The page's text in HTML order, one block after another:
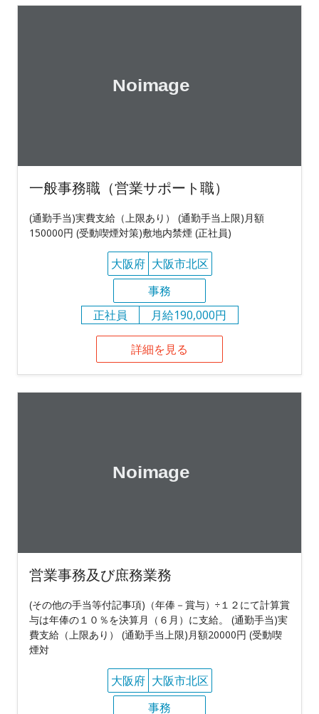
一般事務職（営業サポート職）
(通勤手当)実費支給（上限あり） (通勤手当上限)月額
150000円 (受動喫煙対策)敷地内禁煙 (正社員)
大阪府 大阪市北区
事務
正社員
月給190,000円
詳細を見る
営業事務及び庶務業務
(その他の手当等付記事項)（年俸－賞与）÷１２にて計算賞
与は年俸の１０％を決算月（６月）に支給。 (通勤手当)実
費支給（上限あり） (通勤手当上限)月額20000円 (受動喫
煙対
大阪府 大阪市北区
事務